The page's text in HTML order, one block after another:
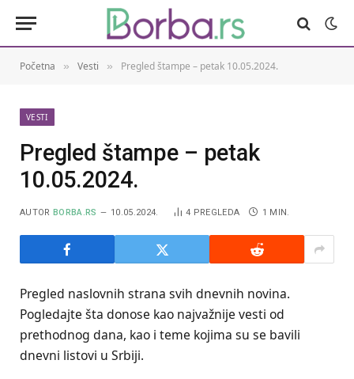
Početna » Vesti » Pregled štampe – petak 10.05.2024.
VESTI
Pregled štampe – petak
10.05.2024.
AUTOR BORBA.RS 10.05.2024. 4 PREGLEDA 1 MIN.
Pregled naslovnih strana svih dnevnih novina.
Pogledajte šta donose kao najvažnije vesti od
prethodnog dana, kao i teme kojima su se bavili
dnevni listovi u Srbiji.